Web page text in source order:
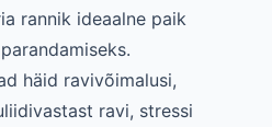
rannik ideaalne paik
häid ravivõimalusi,
ravi, stressi